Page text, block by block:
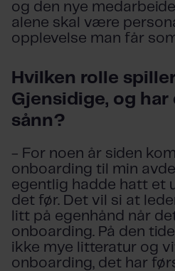
og den nye
alene skal være
opplevelse man får
Hvilken rolle
Gjensidige, og
sånn?
- For noen år siden
onboarding til min
egentlig hadde hatt et
det før. Det vil si at
litt på egenhånd når
onboarding. På den
ikke mye litteratur og
onboarding, det har